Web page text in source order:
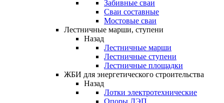
Забивные сваи
Сваи составные
Мостовые сваи
Лестничные марши, ступени
Назад
Лестничные марши
Лестничные ступени
Лестничные площадки
ЖБИ для энергетического строительства
Назад
Лотки электротехнические